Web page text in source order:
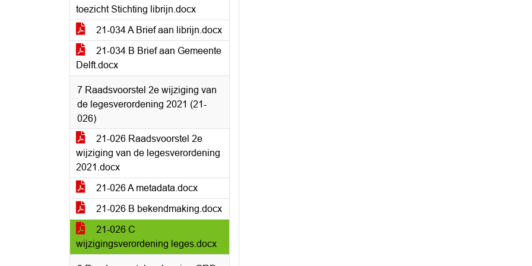
toezicht Stichting librijn.docx
21-034 A Brief aan librijn.docx
21-034 B Brief aan Gemeente
Delft.docx
7 Raadsvoorstel 2e wijziging van
de legesverordening 2021 (21-
026)
21-026 Raadsvoorstel 2e
wijziging van de legesverordening
2021.docx
21-026 A metadata.docx
21-026 B bekendmaking.docx
21-026 C
wijzigingsverordening leges.docx